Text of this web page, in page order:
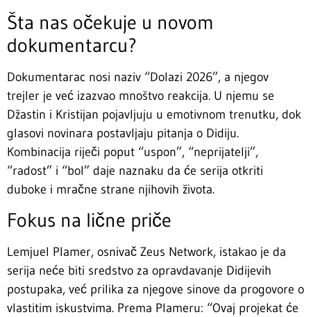
Šta nas očekuje u novom
dokumentarcu?
Dokumentarac nosi naziv “Dolazi 2026”, a njegov
trejler je već izazvao mnoštvo reakcija. U njemu se
Džastin i Kristijan pojavljuju u emotivnom trenutku, dok
glasovi novinara postavljaju pitanja o Didiju.
Kombinacija riječi poput “uspon”, “neprijatelji”,
“radost” i “bol” daje naznaku da će serija otkriti
duboke i mračne strane njihovih života.
Fokus na lične priče
Lemjuel Plamer, osnivač Zeus Network, istakao je da
serija neće biti sredstvo za opravdavanje Didijevih
postupaka, već prilika za njegove sinove da progovore o
vlastitim iskustvima. Prema Plameru: “Ovaj projekat će